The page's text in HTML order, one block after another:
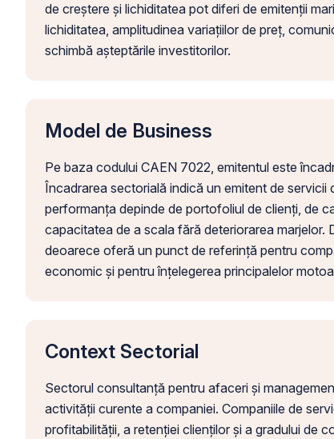
de creștere și lichiditatea pot diferi de emitenții
lichiditatea, amplitudinea variațiilor de preț,
schimbă așteptările investitorilor.
Model de Business
Pe baza codului CAEN 7022, emitentul este
Încadrarea sectorială indică un emitent de
performanța depinde de portofoliul de clienți, de
capacitatea de a scala fără deteriorarea
deoarece oferă un punct de referință pentru
economic și pentru înțelegerea principalelor
Context Sectorial
Sectorul consultanță pentru afaceri și
activității curente a companiei. Companiile de
profitabilității, a retenției clienților și a gradului de